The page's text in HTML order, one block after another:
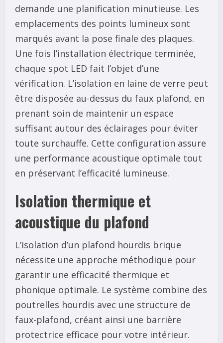
demande une planification minutieuse. Les
emplacements des points lumineux sont
marqués avant la pose finale des plaques.
Une fois l’installation électrique terminée,
chaque spot LED fait l’objet d’une
vérification. L’isolation en laine de verre peut
être disposée au-dessus du faux plafond, en
prenant soin de maintenir un espace
suffisant autour des éclairages pour éviter
toute surchauffe. Cette configuration assure
une performance acoustique optimale tout
en préservant l’efficacité lumineuse.
Isolation thermique et
acoustique du plafond
L’isolation d’un plafond hourdis brique
nécessite une approche méthodique pour
garantir une efficacité thermique et
phonique optimale. Le système combine des
poutrelles hourdis avec une structure de
faux-plafond, créant ainsi une barrière
protectrice efficace pour votre intérieur.